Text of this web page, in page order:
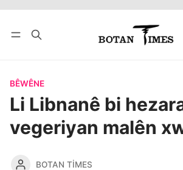
bişopîne
BÊWÊNE
Li Libnanê bi
vegeriyan malên
BOTAN TIMES